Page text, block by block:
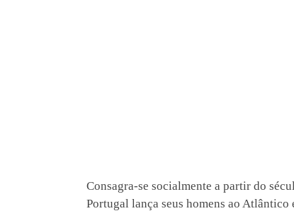
Consagra-se socialmente a partir do
Portugal lança seus homens ao